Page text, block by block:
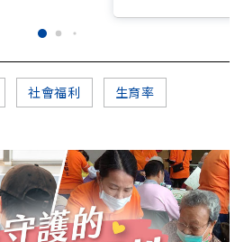
社會福利 生育率